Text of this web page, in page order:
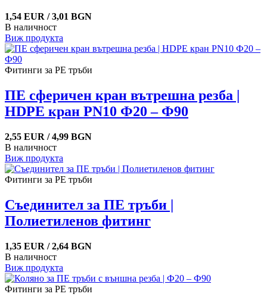
1,54 EUR / 3,01 BGN
В наличност
Виж продукта
Фитинги за PE тръби
ПЕ сферичен кран вътрешна резба |
HDPE кран PN10 Ф20 – Ф90
2,55 EUR / 4,99 BGN
В наличност
Виж продукта
Фитинги за PE тръби
Съединител за ПЕ тръби |
Полиетиленов фитинг
1,35 EUR / 2,64 BGN
В наличност
Виж продукта
Фитинги за PE тръби